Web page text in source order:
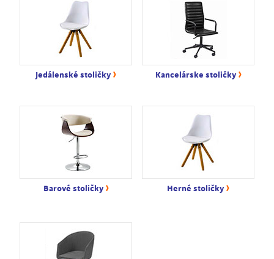
Jedálenské stoličky › Kancelárske stoličky ›
Barové stoličky › Herné stoličky ›